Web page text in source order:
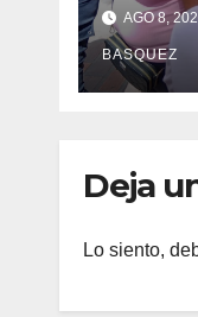
Guaira
AGO 8,
BASQUEZ
Deja
Lo siento,